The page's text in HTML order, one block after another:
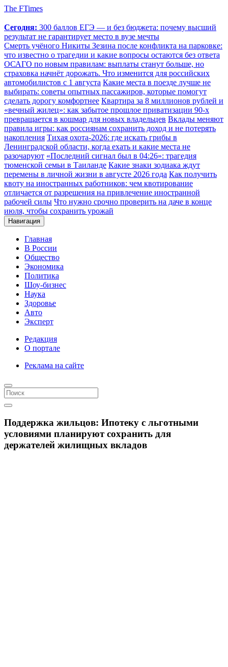
The FTimes
Сегодня: 300 баллов ЕГЭ — и без бюджета: почему высший
результат не гарантирует место в вузе мечты
Смерть учёного Никиты Зезина после конфликта на парковке:
что известно о трагедии и какие вопросы остаются без ответа
ОСАГО по новым правилам: выплаты станут больше, но
страховка начнёт дорожать. Что изменится для российских
автомобилистов с 1 августа Какие места в поезде лучше не
выбирать: советы опытных пассажиров, которые помогут
сделать дорогу комфортнее Квартира за 8 миллионов рублей и
«вечный жилец»: как забытое прошлое приватизации 90-х
превращается в кошмар для новых владельцев Вклады меняют
правила игры: как россиянам сохранить доход и не потерять
накопления Тихая охота-2026: где искать грибы в
Ленинградской области, когда ехать и какие места не
разочаруют «Последний сигнал был в 04:26»: трагедия
тюменской семьи в Таиланде Какие знаки зодиака ждут
перемены в личной жизни в августе 2026 года Как получить
квоту на иностранных работников: чем квотирование
отличается от разрешения на привлечение иностранной
рабочей силы Что нужно срочно проверить на даче в конце
июля, чтобы сохранить урожай
Навигация
Главная
В России
Общество
Экономика
Политика
Шоу-бизнес
Наука
Здоровье
Авто
Эксперт
Редакция
О портале
Реклама на сайте
Поддержка жильцов: Ипотеку с льготными
условиями планируют сохранить для
держателей жилищных вкладов